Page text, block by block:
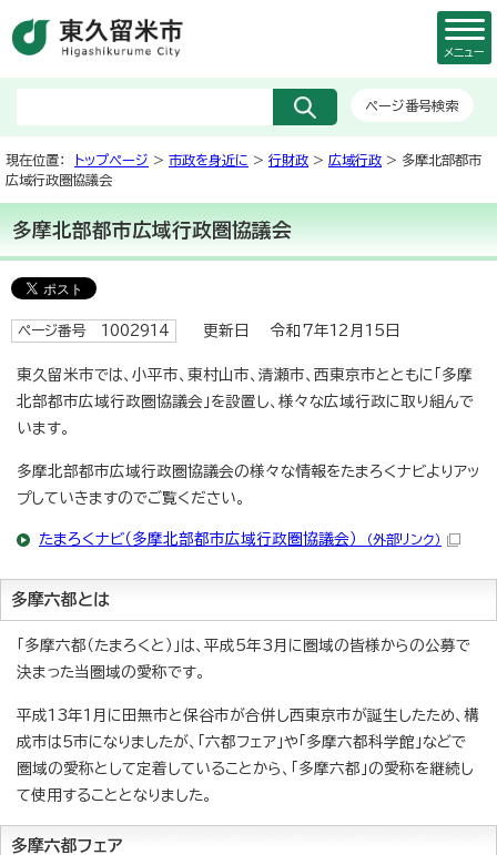
ページ番号検索
メニュー
現在位置： トップページ > 市政を身近に > 行財政 > 広域行政 > 多摩北部都市
広域行政圏協議会
多摩北部都市広域行政圏協議会
ページ番号 1002914 更新日 令和7年12月15日
東久留米市では、小平市、東村山市、清瀬市、西東京市とともに「多摩
北部都市広域行政圏協議会」を設置し、様々な広域行政に取り組んで
います。
多摩北部都市広域行政圏協議会の様々な情報をたまろくナビよりアッ
プしていきますのでご覧ください。
たまろくナビ（多摩北部都市広域行政圏協議会） （外部リンク）
多摩六都とは
「多摩六都（たまろくと）」は、平成5年3月に圏域の皆様からの公募で
決まった当圏域の愛称です。
平成13年1月に田無市と保谷市が合併し西東京市が誕生したため、構
成市は5市になりましたが、「六都フェア」や「多摩六都科学館」などで
圏域の愛称として定着していることから、「多摩六都」の愛称を継続し
て使用することとなりました。
多摩六都フェア